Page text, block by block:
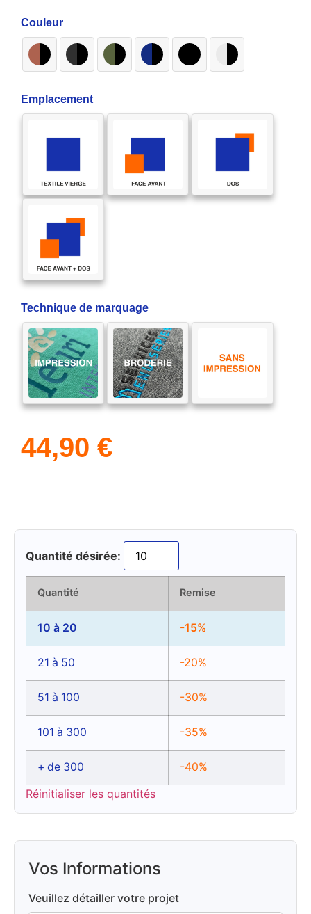
Couleur
Emplacement
Technique de marquage
44,90 €
Quantité désirée:
Quantité Remise
10 à 20 -15%
21 à 50 -20%
51 à 100 -30%
101 à 300 -35%
+ de 300 -40%
Réinitialiser les quantités
Vos Informations
Veuillez détailler votre projet